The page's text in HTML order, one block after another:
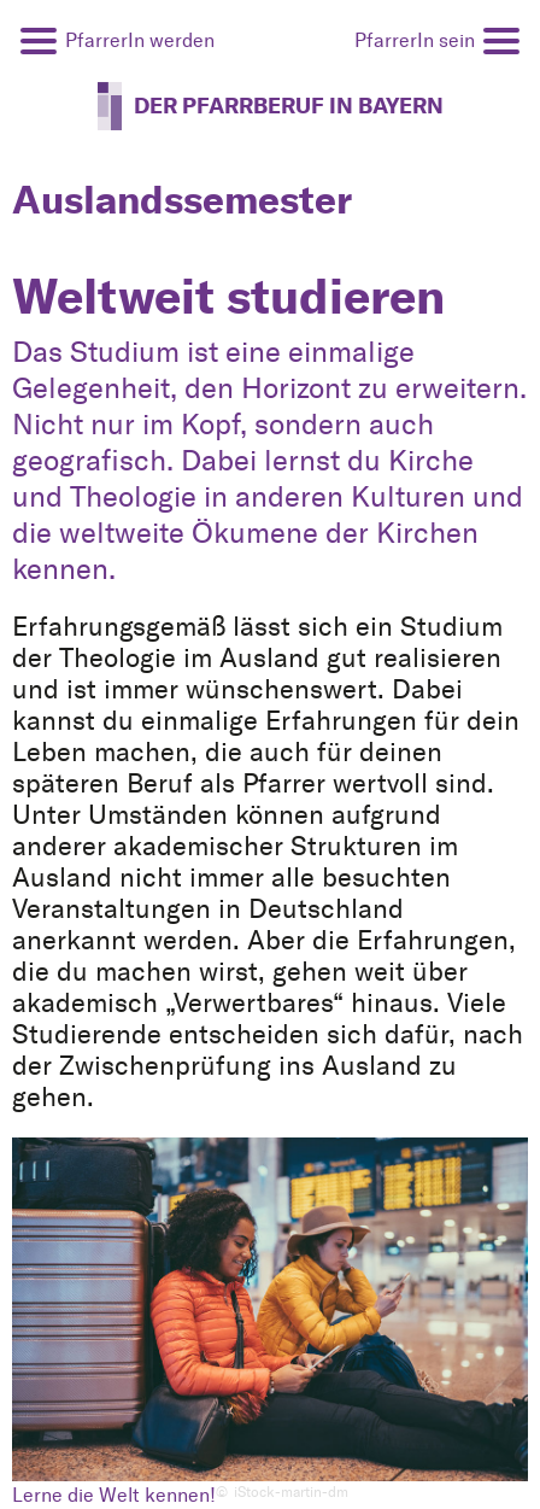
PfarrerIn werden
DER PFARRBERUF IN BAYERN
PfarrerIn sein
Auslandssemester
Weltweit studieren
Das Studium ist eine einmalige
Gelegenheit, den Horizont zu erweitern.
Nicht nur im Kopf, sondern auch
geografisch. Dabei lernst du Kirche
und Theologie in anderen Kulturen und
die weltweite Ökumene der Kirchen
kennen.
Erfahrungsgemäß lässt sich ein Studium
der Theologie im Ausland gut realisieren
und ist immer wünschenswert. Dabei
kannst du einmalige Erfahrungen für dein
Leben machen, die auch für deinen
späteren Beruf als Pfarrer wertvoll sind.
Unter Umständen können aufgrund
anderer akademischer Strukturen im
Ausland nicht immer alle besuchten
Veranstaltungen in Deutschland
anerkannt werden. Aber die Erfahrungen,
die du machen wirst, gehen weit über
akademisch „Verwertbares“ hinaus. Viele
Studierende entscheiden sich dafür, nach
der Zwischenprüfung ins Ausland zu
gehen.
Lerne die Welt kennen! iStock-martin-dm